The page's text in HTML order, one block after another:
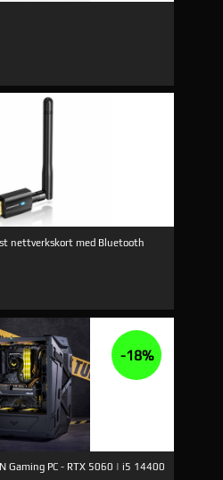
nettverkskort med Bluetooth
Gaming PC - RTX 5060 | i5 14400
-18%